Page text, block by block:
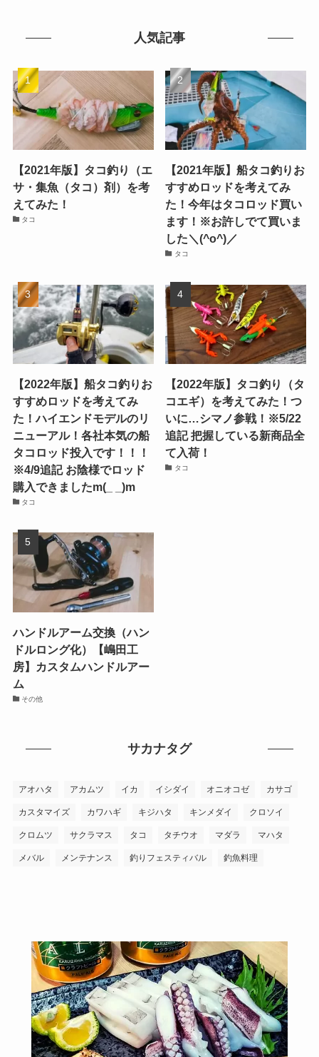
人気記事
【2021年版】タコ釣り（エ
サ・集魚（タコ）剤）を考
えてみた！
タコ
【2021年版】船タコ釣りお
すすめロッドを考えてみ
た！今年はタコロッド買い
ます！※お許しでて買いま
した＼(^o^)／
タコ
【2022年版】船タコ釣りお
すすめロッドを考えてみ
た！ハイエンドモデルのリ
ニューアル！各社本気の船
タコロッド投入です！！！
※4/9追記 お陰様でロッド
購入できましたm(_ _)m
タコ
【2022年版】タコ釣り（タ
コエギ）を考えてみた！つ
いに…シマノ参戦！※5/22
追記 把握している新商品全
て入荷！
タコ
ハンドルアーム交換（ハン
ドルロング化）【嶋田工
房】カスタムハンドルアー
ム
その他
サカナタグ
アオハタ アカムツ イカ イシダイ オニオコゼ カサゴ
カスタマイズ カワハギ キジハタ キンメダイ クロソイ
クロムツ サクラマス タコ タチウオ マダラ マハタ
メバル メンテナンス 釣りフェスティバル 釣魚料理